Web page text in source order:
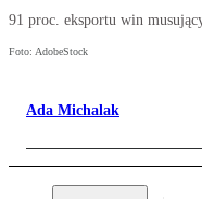
91 proc. eksportu win
Foto: AdobeStock
Ada Michalak